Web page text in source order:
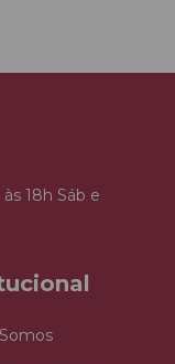
18h Sáb e